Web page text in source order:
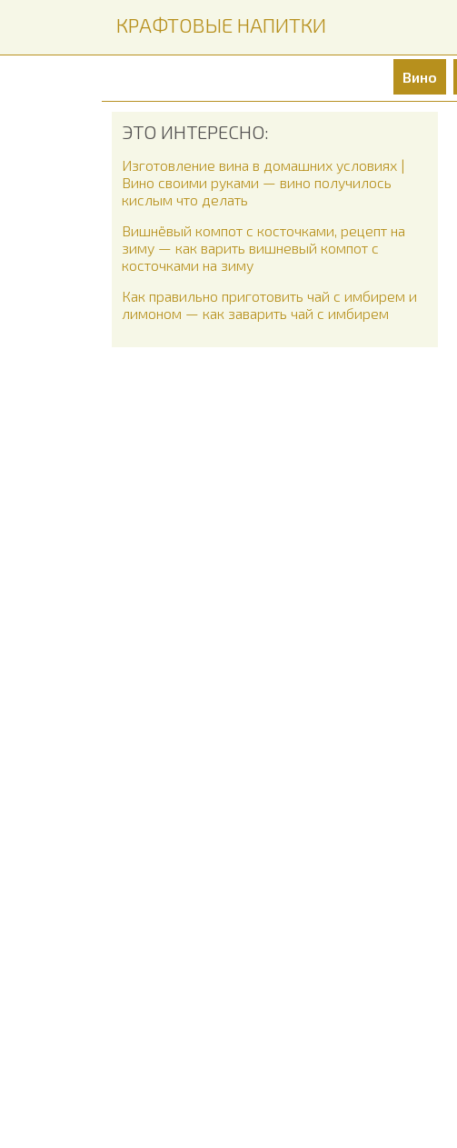
КРАФТОВЫЕ НАПИТКИ
Вино
ЭТО ИНТЕРЕСНО:
Изготовление вина в домашних условиях |
Вино своими руками — вино получилось
кислым что делать
Вишнёвый компот с косточками, рецепт на
зиму — как варить вишневый компот с
косточками на зиму
Как правильно приготовить чай с имбирем и
лимоном — как заварить чай с имбирем